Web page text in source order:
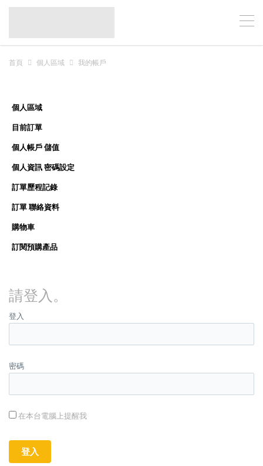
首頁 個人區域 我的帳戶
個人區域
目前訂單
個人帳戶 儲值
個人資訊 密碼設定
訂單歷程記錄
訂單 聯絡資料
購物車
訂閱預購產品
請登入。
登入
密碼
在本台電腦上提醒我